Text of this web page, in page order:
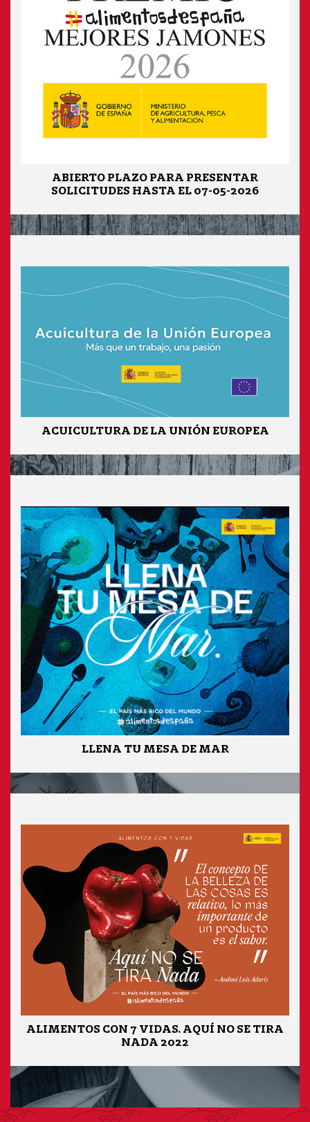
ABIERTO PLAZO PARA PRESENTAR
SOLICITUDES HASTA EL 07-05-2026
ACUICULTURA DE LA UNIÓN EUROPEA
LLENA TU MESA DE MAR
ALIMENTOS CON 7 VIDAS. AQUÍ NO SE TIRA
NADA 2022